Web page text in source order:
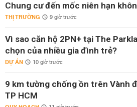
Chung cư đến mốc niên hạn
THỊ TRƯỜNG 9 giờ trước
Vì sao căn hộ 2PN+ tại The
chọn của nhiều gia đình trẻ?
DỰ ÁN 10 giờ trước
9 km tường chống ồn trên Vành
TP HCM